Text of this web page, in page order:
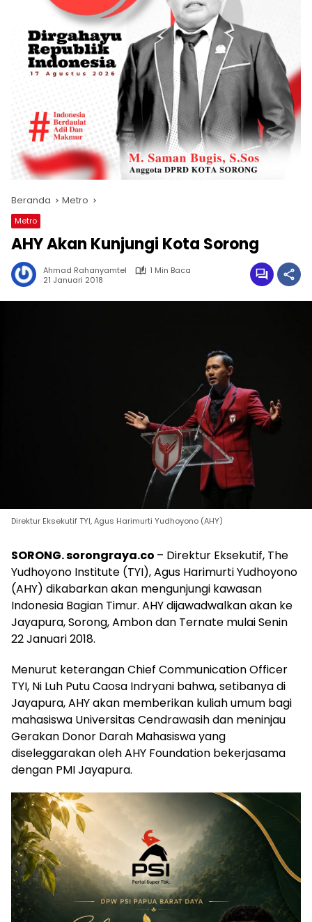
Beranda Metro
Metro
AHY Akan Kunjungi Kota Sorong
Ahmad Rahanyamtel
1 Min Baca
21 Januari 2018
Direktur Eksekutif TYI, Agus Harimurti Yudhoyono (AHY)
SORONG. sorongraya.co – Direktur Eksekutif, The
Yudhoyono Institute (TYI), Agus Harimurti Yudhoyono
(AHY) dikabarkan akan mengunjungi kawasan
Indonesia Bagian Timur. AHY dijawadwalkan akan ke
Jayapura, Sorong, Ambon dan Ternate mulai Senin
22 Januari 2018.
Menurut keterangan Chief Communication Officer
TYI, Ni Luh Putu Caosa Indryani bahwa, setibanya di
Jayapura, AHY akan memberikan kuliah umum bagi
mahasiswa Universitas Cendrawasih dan meninjau
Gerakan Donor Darah Mahasiswa yang
diseleggarakan oleh AHY Foundation bekerjasama
dengan PMI Jayapura.